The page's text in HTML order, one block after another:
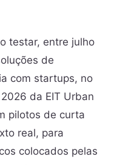
testar, entre julho
de
com startups, no
da EIT Urban
pilotos de curta
real, para
colocados pelas